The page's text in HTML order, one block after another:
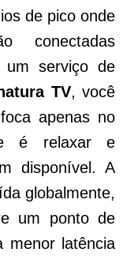
de pico onde
conectadas
um serviço de
TV, você
apenas no
é relaxar e
disponível. A
globalmente,
um ponto de
menor latência